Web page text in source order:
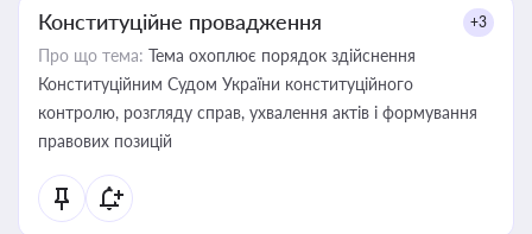
Конституційне провадження +3
Про що тема: Тема охоплює порядок здійснення
Конституційним Судом України конституційного
контролю, розгляду справ, ухвалення актів і формування
правових позицій